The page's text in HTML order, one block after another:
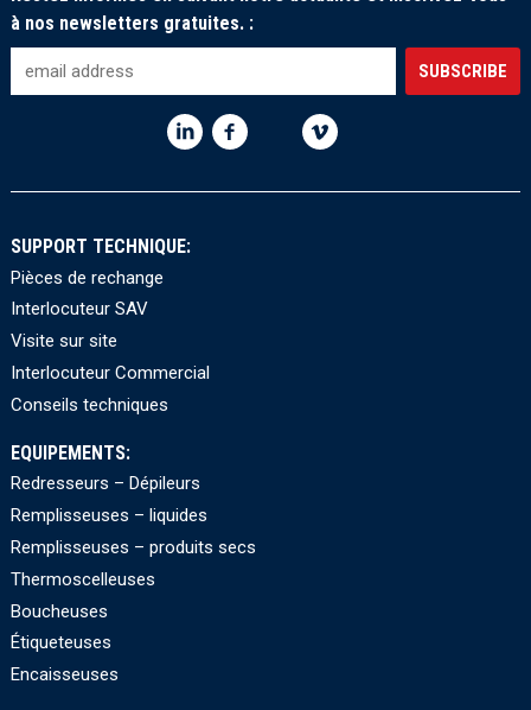
à nos newsletters gratuites. :
SUPPORT TECHNIQUE:
Pièces de rechange
Interlocuteur SAV
Visite sur site
Interlocuteur Commercial
Conseils techniques
EQUIPEMENTS:
Redresseurs – Dépileurs
Remplisseuses – liquides
Remplisseuses – produits secs
Thermoscelleuses
Boucheuses
Étiqueteuses
Encaisseuses